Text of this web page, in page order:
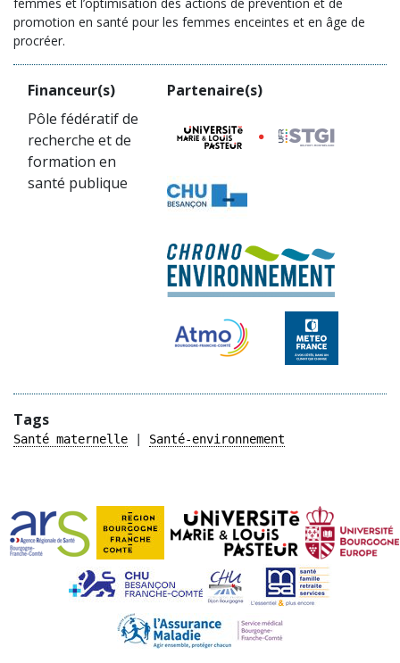
promotion en santé pour les femmes enceintes et en âge de
procréer.
Financeur(s)
Pôle fédératif de
recherche et de
formation en
santé publique
Partenaire(s)
Tags
Santé maternelle Santé-environnement